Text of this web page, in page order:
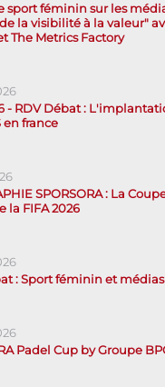
sport féminin sur les
la visibilité à la valeur"
The Metrics Factory
- RDV Débat :
en france
SPORSORA : La
la FIFA 2026
: Sport féminin et
Padel Cup by Groupe